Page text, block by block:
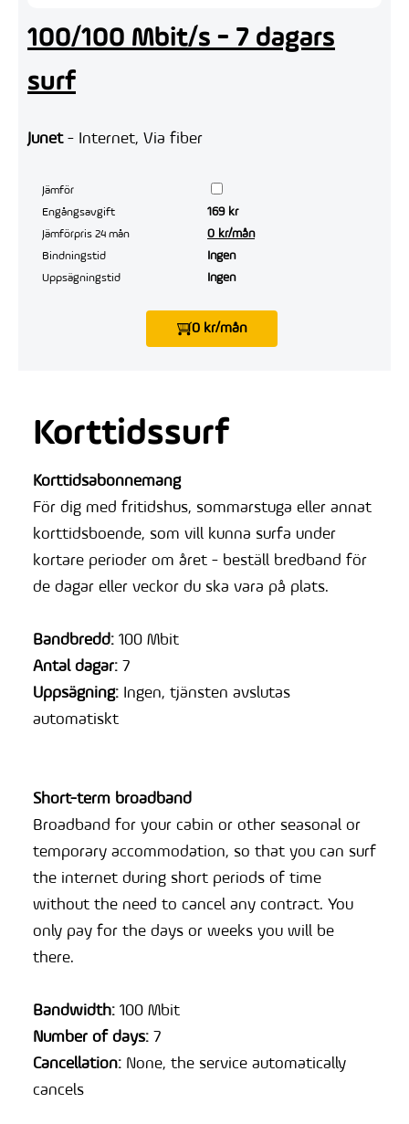
100/100 Mbit/s - 7 dagars
surf
Junet- Internet, Via fiber
Jämför
Engångsavgift
169 kr
Jämförpris 24 mån 0 kr/mån
Bindningstid Ingen
Uppsägningstid Ingen
0 kr/mån
Korttidssurf
Korttidsabonnemang
För dig med fritidshus, sommarstuga eller annat
korttidsboende, som vill kunna surfa under
kortare perioder om året - beställ bredband för
de dagar eller veckor du ska vara på plats.
Bandbredd: 100 Mbit
Antal dagar: 7
Uppsägning: Ingen, tjänsten avslutas
automatiskt
Short-term broadband
Broadband for your cabin or other seasonal or
temporary accommodation, so that you can surf
the internet during short periods of time
without the need to cancel any contract. You
only pay for the days or weeks you will be
there.
Bandwidth: 100 Mbit
Number of days: 7
Cancellation: None, the service automatically
cancels